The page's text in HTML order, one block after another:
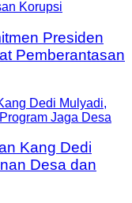
Presiden
Pemberantasan
Kang Dedi
Desa dan